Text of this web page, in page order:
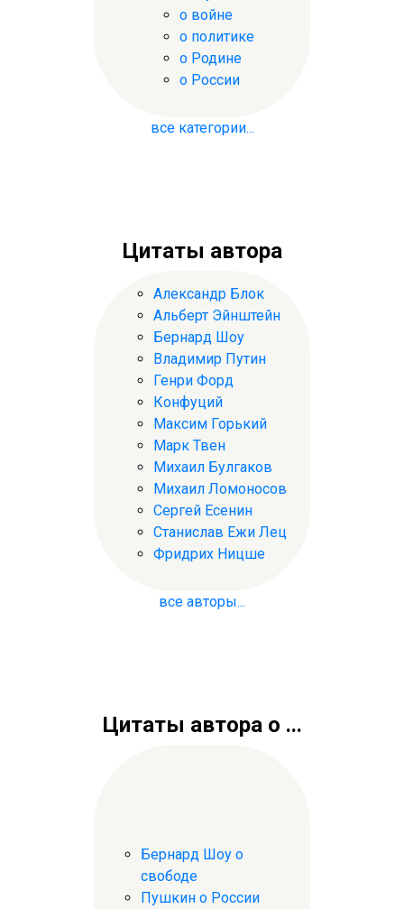
о войне
о политике
о Родине
о России
все категории...
Цитаты автора
Александр Блок
Альберт Эйнштейн
Бернард Шоу
Владимир Путин
Генри Форд
Конфуций
Максим Горький
Марк Твен
Михаил Булгаков
Михаил Ломоносов
Сергей Есенин
Станислав Ежи Лец
Фридрих Ницше
все авторы...
Цитаты автора о ...
Бернард Шоу о
свободе
Пушкин о России